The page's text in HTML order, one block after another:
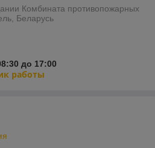
Комбината противопожарных
Беларусь
до 17:00
работы